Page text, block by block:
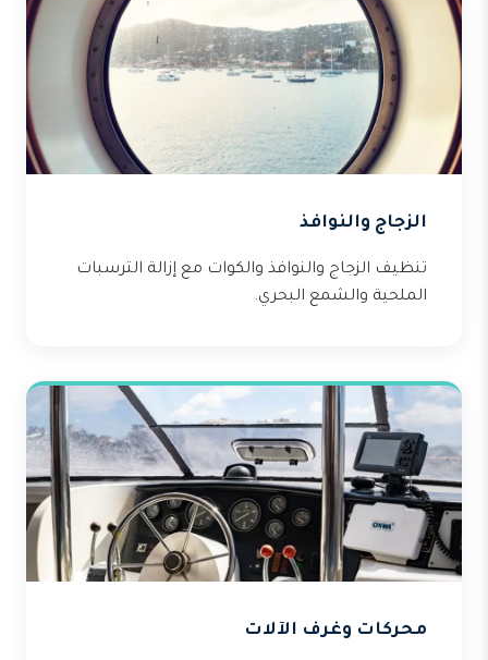
الزجاج والنوافذ
تنظيف الزجاج والنوافذ والكوات مع إزالة الترسبات
الملحية والشمع البحري.
محركات وغرف الآلات